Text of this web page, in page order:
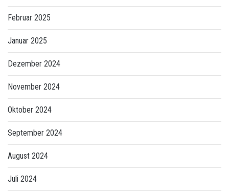
Februar 2025
Januar 2025
Dezember 2024
November 2024
Oktober 2024
September 2024
August 2024
Juli 2024